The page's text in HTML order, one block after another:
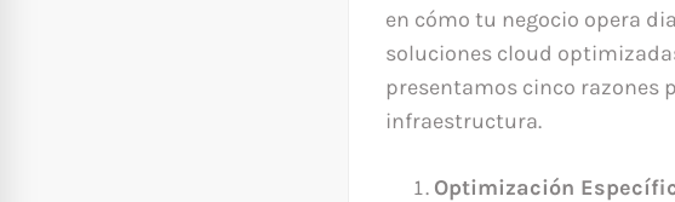
en cómo tu negocio opera
soluciones cloud
presentamos cinco razones
infraestructura.
Optimización